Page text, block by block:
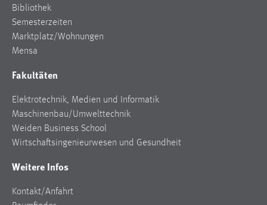
Bibliothek
Semesterzeiten
Marktplatz/Wohnungen
Mensa
Fakultäten
Elektrotechnik, Medien und Informatik
Maschinenbau/Umwelttechnik
Weiden Business School
Wirtschaftsingenieurwesen und Gesundheit
Weitere Infos
Kontakt/Anfahrt